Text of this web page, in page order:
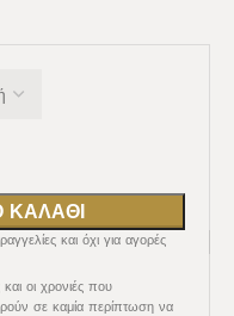
ΚΑΛΆΘΙ
και όχι για αγορές
οι χρονιές που
σε καμία περίπτωση να